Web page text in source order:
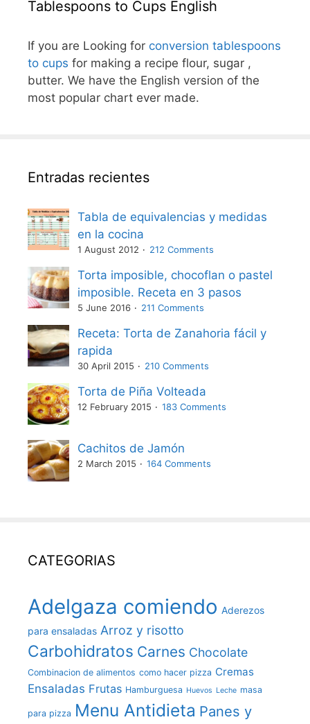
Tablespoons to Cups English
If you are Looking for conversion tablespoons
to cups for making a recipe flour, sugar ,
butter. We have the English version of the
most popular chart ever made.
Entradas recientes
Tabla de equivalencias y medidas
en la cocina
1 August 2012 212 Comments
Torta imposible, chocoflan o pastel
imposible. Receta en 3 pasos
5 June 2016 211 Comments
Receta: Torta de Zanahoria fácil y
rapida
30 April 2015 210 Comments
Torta de Piña Volteada
12 February 2015 183 Comments
Cachitos de Jamón
2 March 2015 164 Comments
CATEGORIAS
Adelgaza comiendo Aderezos
para ensaladas Arroz y risotto
Carbohidratos Carnes Chocolate
Combinacion de alimentos como hacer pizza Cremas
Ensaladas Frutas Hamburguesa Huevos Leche masa
para pizza Menu Antidieta Panes y